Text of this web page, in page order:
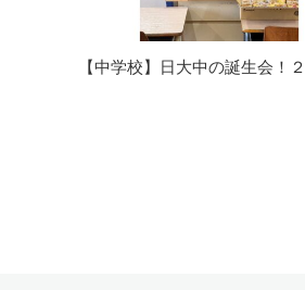
【中学校】日大中の誕生会！